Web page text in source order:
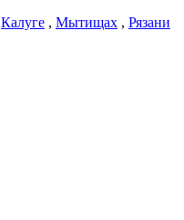
Калуге , Мытищах , Рязани